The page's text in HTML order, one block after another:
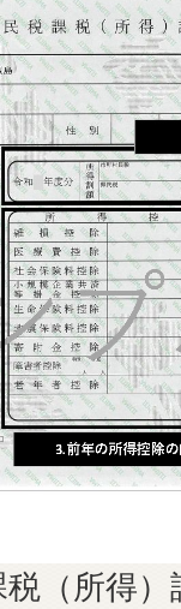
（所得）